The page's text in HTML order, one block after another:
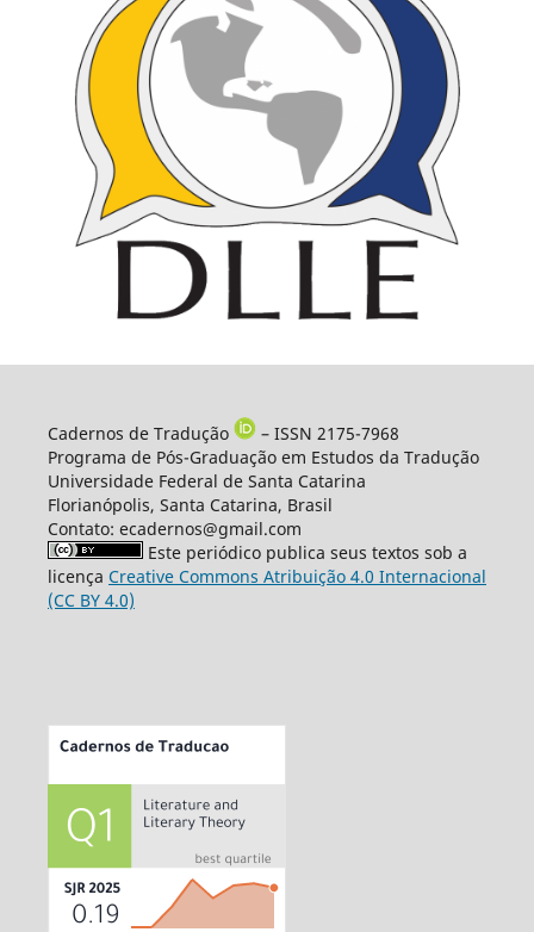
Cadernos de Tradução
– ISSN 2175-7968
Programa de Pós-Graduação em Estudos da Tradução
Universidade Federal de Santa Catarina
Florianópolis, Santa Catarina, Brasil
Contato: ecadernos@gmail.com
Este periódico publica seus textos sob a
licença Creative Commons Atribuição 4.0 Internacional
(CC BY 4.0)